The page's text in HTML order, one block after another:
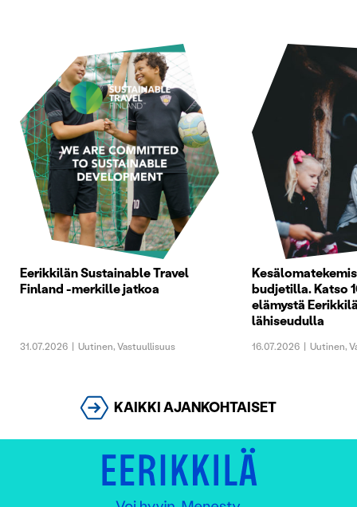
Eerikkilän Sustainable Travel
Finland -merkille jatkoa
31.07.2026 Uutinen,Vastuullisuus
budjetilla. Katso
elämystä
lähiseudulla
16.07.2026 Uutinen,
KAIKKI AJANKOHTAISET